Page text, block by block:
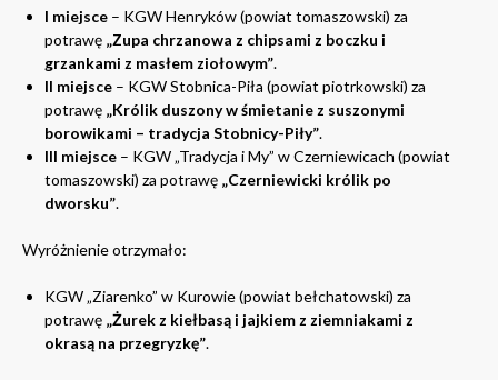
I miejsce – KGW Henryków (powiat tomaszowski) za
potrawę „Zupa chrzanowa z chipsami z boczku i
grzankami z masłem ziołowym”.
II miejsce – KGW Stobnica-Piła (powiat piotrkowski) za
potrawę „Królik duszony w śmietanie z suszonymi
borowikami – tradycja Stobnicy-Piły”.
III miejsce – KGW „Tradycja i My” w Czerniewicach (powiat
tomaszowski) za potrawę „Czerniewicki królik po
dworsku”.
Wyróżnienie otrzymało:
KGW „Ziarenko” w Kurowie (powiat bełchatowski) za
potrawę „Żurek z kiełbasą i jajkiem z ziemniakami z
okrasą na przegryzkę”.